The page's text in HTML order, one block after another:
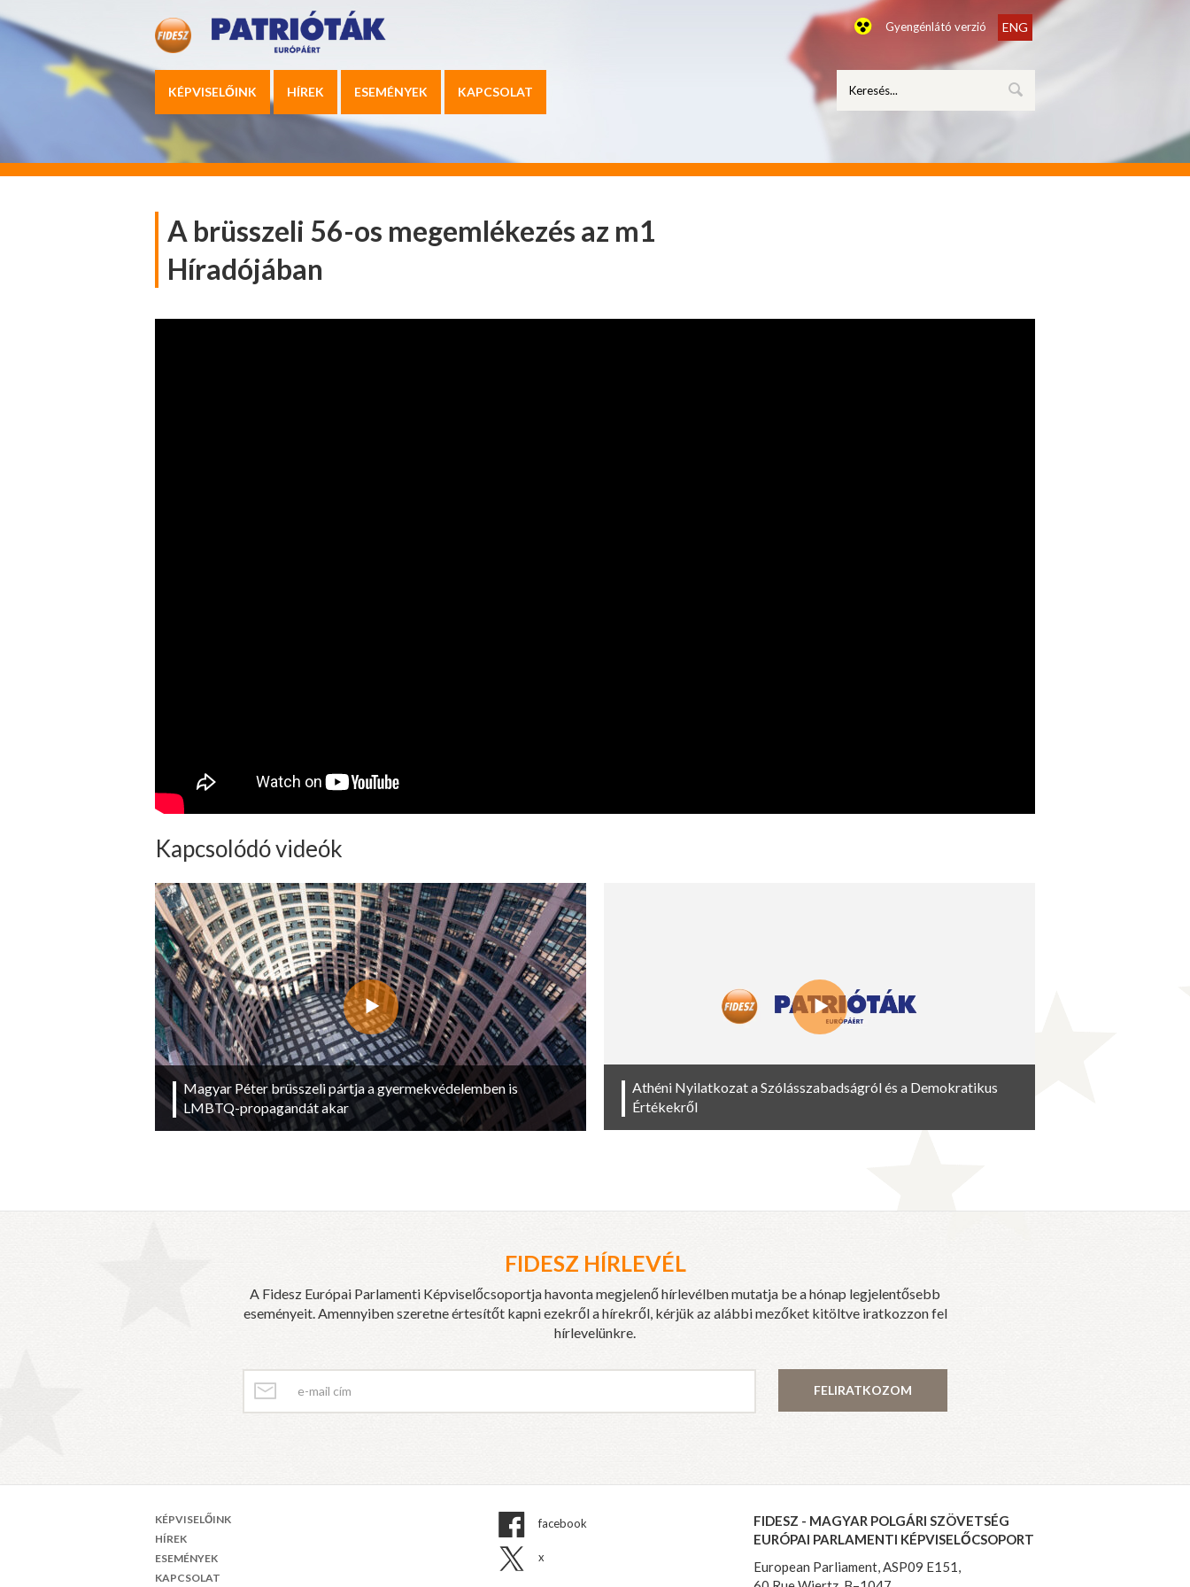
Gyengénlátó verzió ENG
KÉPVISELŐINK HÍREK ESEMÉNYEK KAPCSOLAT
A brüsszeli 56-os megemlékezés az m1
Híradójában
Kapcsolódó videók
Magyar Péter brüsszeli pártja a gyermekvédelemben is
LMBTQ-propagandát akar
Athéni Nyilatkozat a Szólásszabadságról és a Demokratikus
Értékekről
FIDESZ HÍRLEVÉL
A Fidesz Európai Parlamenti Képviselőcsoportja havonta megjelenő hírlevélben mutatja be a hónap legjelentősebb
eseményeit. Amennyiben szeretne értesítőt kapni ezekről a hírekről, kérjük az alábbi mezőket kitöltve iratkozzon fel
hírlevelünkre.
FELIRATKOZOM
KÉPVISELŐINK
HÍREK
ESEMÉNYEK
KAPCSOLAT
facebook
x
FIDESZ - MAGYAR POLGÁRI SZÖVETSÉG
EURÓPAI PARLAMENTI KÉPVISELŐCSOPORT
European Parliament, ASP09 E151,